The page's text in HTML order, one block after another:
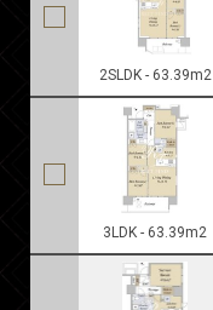
2SLDK - 63.39m2
3LDK - 63.39m2